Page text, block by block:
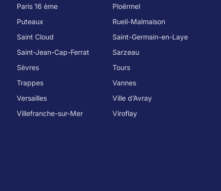
Paris 16 ème
Ploërmel
Puteaux
Rueil-Malmaison
Saint Cloud
Saint-Germain-en-Laye
Saint-Jean-Cap-Ferrat
Sarzeau
Sèvres
Tours
Trappes
Vannes
Versailles
Ville d’Avray
Villefranche-sur-Mer
Viroflay